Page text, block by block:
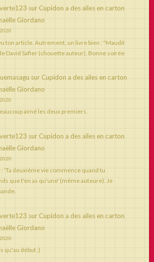
sur Cupidon a des ailes en carton
Giordano
ton article. Autrement, un livre bien : "Maudit
David Safier (chouette auteur). Bonne soirée
sur Cupidon a des ailes en carton
Giordano
aimé les deux premiers.
sur Cupidon a des ailes en carton
Giordano
: 'Ta deuxième vie commence quand tu
que t'en as qu'une' (même auteure). Je
sur Cupidon a des ailes en carton
Giordano
qu'au début ;)